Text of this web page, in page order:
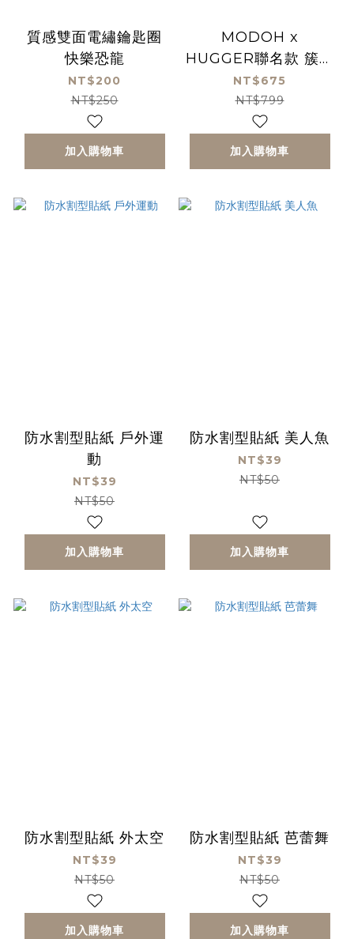
質感雙面電繡鑰匙圈
快樂恐龍
NT$200
NT$250
加入購物車
MODOH x
HUGGER聯名款 簇絨
黏土數字畫-飛船
NT$675
NT$799
加入購物車
防水割型貼紙 戶外運
動
NT$39
NT$50
加入購物車
防水割型貼紙 美人魚
NT$39
NT$50
加入購物車
防水割型貼紙 外太空
NT$39
NT$50
加入購物車
防水割型貼紙 芭蕾舞
NT$39
NT$50
加入購物車